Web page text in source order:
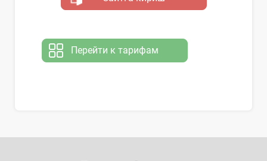
Перейти к тарифам